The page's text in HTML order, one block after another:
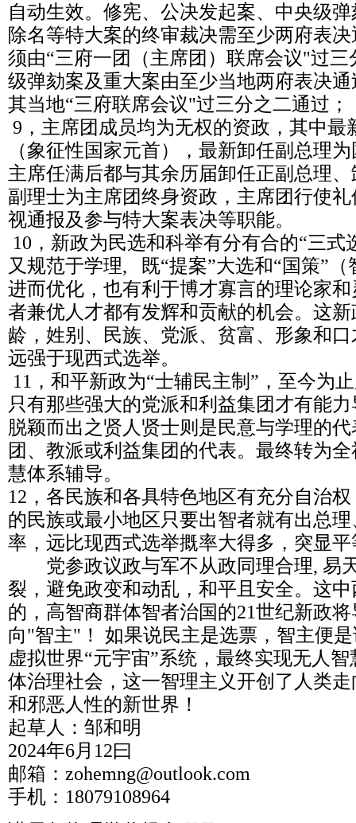
自动生效。修宪、公决发起案、中央级
除名等特大案的终审裁决需至少两府表
须由“三府一团（主席团）联席会议"过
级弹劾案及重大案由至少当地两府表决
其当地“三府联席会议"过三分之二通过；
9，主席团成员均为无权的资政，其中最
（象征性国家元首），最新卸任副总理
主席任满后都与其余历届卸任正副总理
副理士为主席团终身资政，主席团行使
视通报及参与特大案表决等职能。
10，新政为民选和科举有分有合的“三式
又规范于学理, 既“提案”大选和“国策”
进而优化，也有利于博才寡言的理论家
者兼优人才都有发辉和贡献的机会。这
龄，姓别、民族、党派、贫富、形象和
远强于现西式选举。
11，和平新政为“士辅民主制”，至今为
只有那些强大的党派和利益集团才有能
脱颖而出之贤人贤士则是民意与学理的
团、教派或利益集团的代表。最终转为
慧体系辅导。
12，各民族和各具特色地区有充分自治
的民族或最小地区只要出智者就有出总
率，远比现西式选举摡率大得多，突显
党参政议政与军不从政同理合理, 易
裂，避免政变和动乱，和平且安全。这
的，高智商群体智者治国的21世纪新政
向"智主"！ 如果说民主是选票，智主便
虚拟世界“元宇宙”系统，最终实现无人
体治理社会，这一智理主义开创了人类
和邪恶人性的新世界！
起草人：邹和明
2024年6月12曰
邮箱：zohemng@outlook.com
手机：18079108964